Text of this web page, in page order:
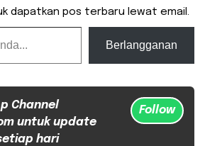
dapatkan pos terbaru lewat email.
Berlangganan
Channel
untuk update
hari
Follow